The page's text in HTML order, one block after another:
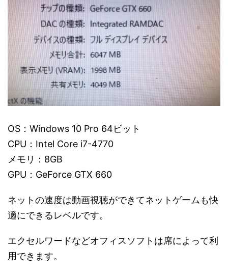
OS：Windows 10 Pro 64ビット
CPU：Intel Core i7-4770
メモリ：8GB
GPU：GeForce GTX 660
ネットの速度は動画視聴ができてネットゲームも快
適にできるレベルです。
エクセルワードなどオフィスソフトは席によって利
用できます。